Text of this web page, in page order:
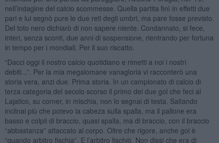
nell’indagine del calcio scommesse. Quella partita finì in effetti due
pari e lui segnò pure le due reti degli umbri, ma pare fosse previsto.
Del toto nero dichiarò di non sapere niente. Condannato, si fece,
interi, senza sconti, due anni di sospensione, rientrando per fortuna
in tempo per i mondiali. Per il suo riscatto.
“Dacci oggi il nostro calcio quotidiano e rimetti a noi i nostri
debiti...”. Per la mia megalomane vanagloria vi racconterò una
storia vera, anzi due. Prima storia. In un campionato di calcio di
terza categoria del secolo scorso il primo dei due gol che feci al
Lajatico, su corner, in mischia, non lo segnai di testa. Saltando
inclinai più che potevo la cabeza sulla spalla, ma il pallone era
basso e colpii di braccio, quasi spalla, ma di braccio, con il braccio
“abbastanza” attaccato al corpo. Oltre che rigore, anche gol è
“quando arbitro fischia”. E l’arbitro fischiò. Non dissi che era di